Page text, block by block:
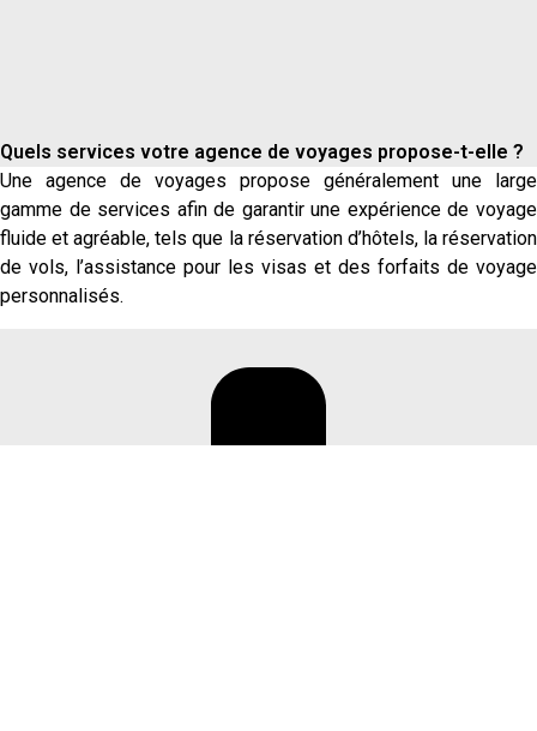
Quels services votre agence de voyages propose-t-elle ?
Une agence de voyages propose généralement une large
gamme de services afin de garantir une expérience de voyage
fluide et agréable, tels que la réservation d’hôtels, la réservation
de vols, l’assistance pour les visas et des forfaits de voyage
personnalisés.